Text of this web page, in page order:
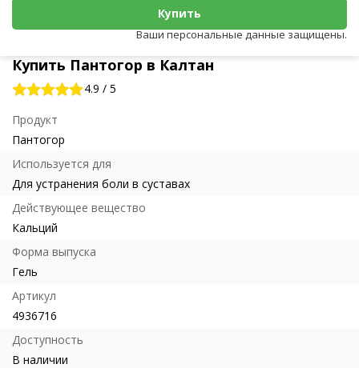
Купить Пантогор в Калтан
4.9 / 5
Продукт
Пантогор
Используется для
Для устранения боли в суставах
Действующее вещество
Кальций
Форма выпуска
Гель
Артикул
4936716
Доступность
В наличии
Купить
Ваши персональные данные защищены.